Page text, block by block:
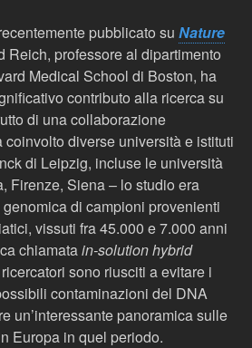
pubblicato su Nature
Reich, professore al dipartimento
Medical School di Boston, ha
contributo alla ricerca su
di una collaborazione
diverse università e istituti
di Leipzig, incluse le università
Firenze, Siena – lo studio era
di campioni provenienti
vissuti fra 45.000 e 7.000 anni
chiamatain-solution hybrid
sono riusciti a evitare i
contaminazioni del DNA
un’interessante panoramica sulle
Europa in quel periodo.